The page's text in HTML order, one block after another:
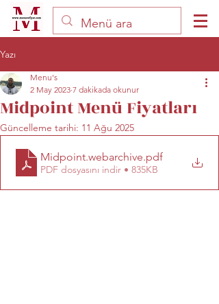
Yazı
Midpoint Menü Fiyatları
Menu's
2 May 2023 7 dakikada okunur
Güncelleme tarihi: 11 Ağu 2025
Midpoint.webarchive.pdf
PDF dosyasını indir • 835KB